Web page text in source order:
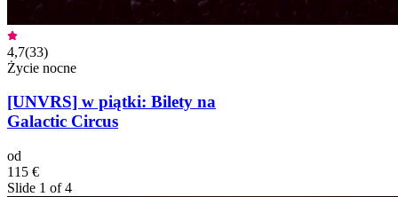
4,7(33)
Życie nocne
[UNVRS] w piątki: Bilety na
Galactic Circus
od
115 €
Slide 1 of 4